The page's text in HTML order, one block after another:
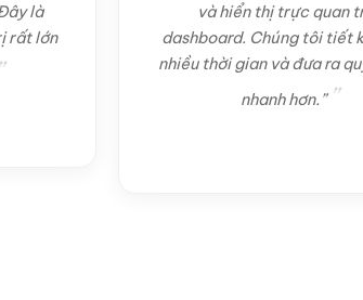
và hiển thị trực quan trên
dashboard. Chúng tôi tiết kiệm rất
nhiều thời gian và đưa ra quyết định
nhanh hơn.”